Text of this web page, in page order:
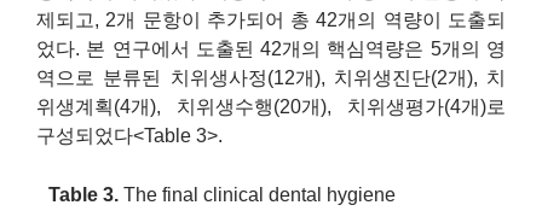
제되고, 2개 문항이 추가되어 총 42개의 역량이 도출되
었다. 본 연구에서 도출된 42개의 핵심역량은 5개의 영
역으로 분류된 치위생사정(12개), 치위생진단(2개), 치
위생계획(4개), 치위생수행(20개), 치위생평가(4개)로
구성되었다<Table 3>.
Table 3. The final clinical dental hygiene